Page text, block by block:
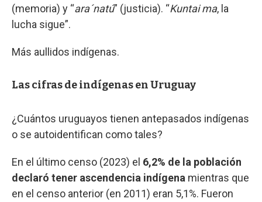
(memoria) y “ara´natú” (justicia). “Kuntai ma, la
lucha sigue”.
Más aullidos indígenas.
Las cifras de indígenas en Uruguay
¿Cuántos uruguayos tienen antepasados indígenas
o se autoidentifican como tales?
En el último censo (2023) el 6,2% de la población
declaró tener ascendencia indígena mientras que
en el censo anterior (en 2011) eran 5,1%. Fueron